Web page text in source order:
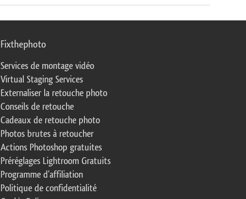
Fixthephoto
Services de montage vidéo
Virtual Staging Services
Externaliser la retouche photo
Conseils de retouche
Cadeaux de retouche photo
Photos brutes à retoucher
Actions Photoshop gratuites
Préréglages Lightroom Gratuits
Programme d'affiliation
Politique de confidentialité